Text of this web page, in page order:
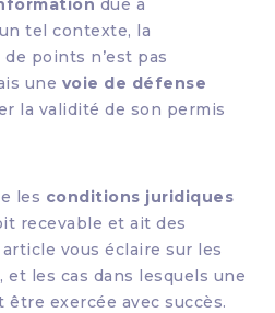
due à
tel contexte, la
points n’est pas
une voie de défense
la validité de son permis
les conditions juridiques
recevable et ait des
vous éclaire sur les
et les cas dans lesquels une
exercée avec succès.